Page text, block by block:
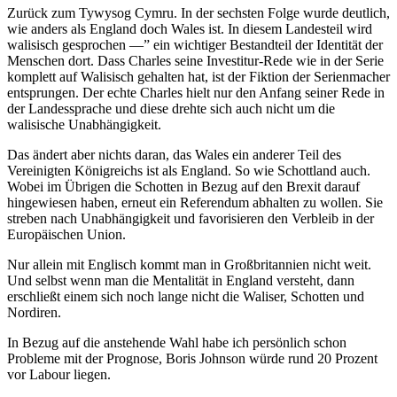
Zurück zum Tywysog Cymru. In der sechsten Folge wurde deutlich,
wie anders als England doch Wales ist. In diesem Landesteil wird
walisisch gesprochen —” ein wichtiger Bestandteil der Identität der
Menschen dort. Dass Charles seine Investitur-Rede wie in der Serie
komplett auf Walisisch gehalten hat, ist der Fiktion der Serienmacher
entsprungen. Der echte Charles hielt nur den Anfang seiner Rede in
der Landessprache und diese drehte sich auch nicht um die
walisische Unabhängigkeit.
Das ändert aber nichts daran, das Wales ein anderer Teil des
Vereinigten Königreichs ist als England. So wie Schottland auch.
Wobei im Übrigen die Schotten in Bezug auf den Brexit darauf
hingewiesen haben, erneut ein Referendum abhalten zu wollen. Sie
streben nach Unabhängigkeit und favorisieren den Verbleib in der
Europäischen Union.
Nur allein mit Englisch kommt man in Großbritannien nicht weit.
Und selbst wenn man die Mentalität in England versteht, dann
erschließt einem sich noch lange nicht die Waliser, Schotten und
Nordiren.
In Bezug auf die anstehende Wahl habe ich persönlich schon
Probleme mit der Prognose, Boris Johnson würde rund 20 Prozent
vor Labour liegen.